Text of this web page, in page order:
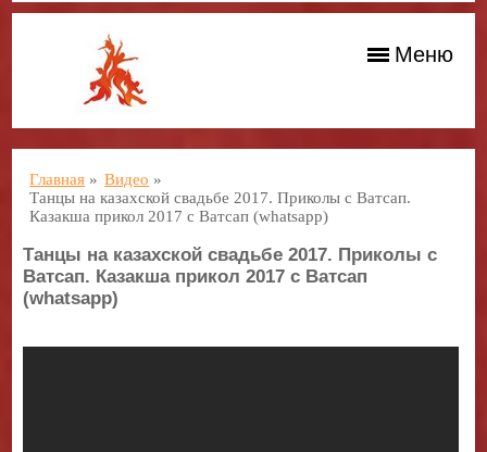
Меню
Главная » Видео »
Танцы на казахской свадьбе 2017. Приколы с Ватсап.
Казакша прикол 2017 с Ватсап (whatsapp)
Танцы на казахской свадьбе 2017. Приколы с
Ватсап. Казакша прикол 2017 с Ватсап
(whatsapp)